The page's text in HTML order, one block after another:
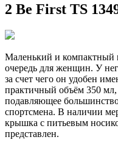
2 Be First TS
Маленький и компактный
очередь для женщин. У
за счет чего он удобен
практичный объём 350
подавляющее
спортсмена. В наличии
крышка с питьевым
представлен.